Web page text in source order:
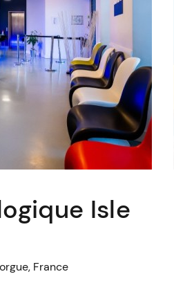
Isle
France